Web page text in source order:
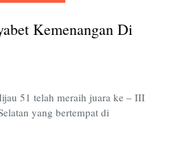
Menyabet
FTJS
Kemenangan Di
51 telah meraih juara ke – III
yang bertempat di